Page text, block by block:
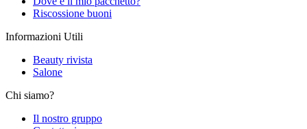
Riscossione buoni
Informazioni Utili
Beauty rivista
Salone
Chi siamo?
Il nostro gruppo